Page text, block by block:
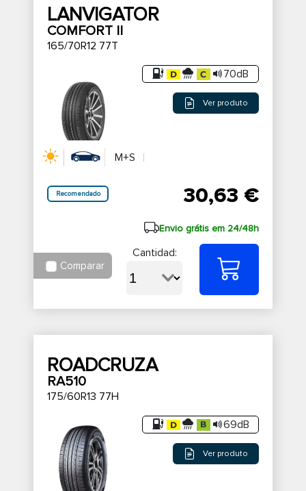
LANVIGATOR
COMFORT II
165/70R12 77T
70dB
Ver produto
M+S
Recomendado 30,63 €
Envio grátis em 24/48h
Comparar
Cantidad:
ROADCRUZA
RA510
175/60R13 77H
69dB
Ver produto